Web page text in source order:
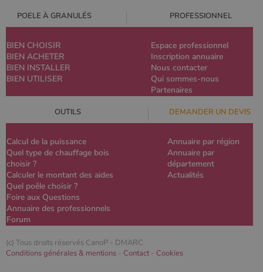
POELE À GRANULÉS PROFESSIONNEL
BIEN CHOISIR
BIEN ACHETER
BIEN INSTALLER
BIEN UTILISER
Espace professionnel
Inscription annuaire
Nous contacter
Qui sommes-nous
Partenaires
OUTILS DEMANDER UN DEVIS
Calcul de la puissance
Quel type de chauffage bois
choisir ?
Calculer le montant des aides
Quel poêle choisir ?
Foire aux Questions
Annuaire des professionnels
Forum
Annuaire par région
Annuaire par
département
Actualités
(c) Tous droits réservés CanoP - DMARC
Conditions générales & mentions - Contact - Cookies